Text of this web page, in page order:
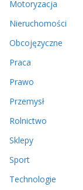
Motoryzacja
Nieruchomości
Obcojęzyczne
Praca
Prawo
Przemysł
Rolnictwo
Sklepy
Sport
Technologie